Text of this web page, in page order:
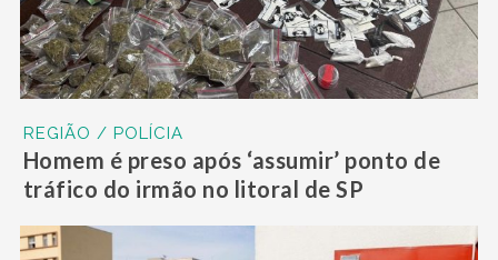
REGIÃO / POLÍCIA
Homem é preso após ‘assumir’ ponto de
tráfico do irmão no litoral de SP